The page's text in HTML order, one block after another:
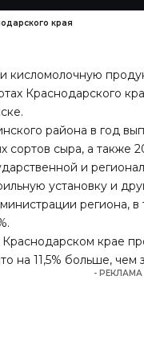
края
кисломолочную
Краснодарского
района в год
сортов сыра, а также
и
установку и
региона,
крае
на 11,5% больше,
- РЕКЛАМА